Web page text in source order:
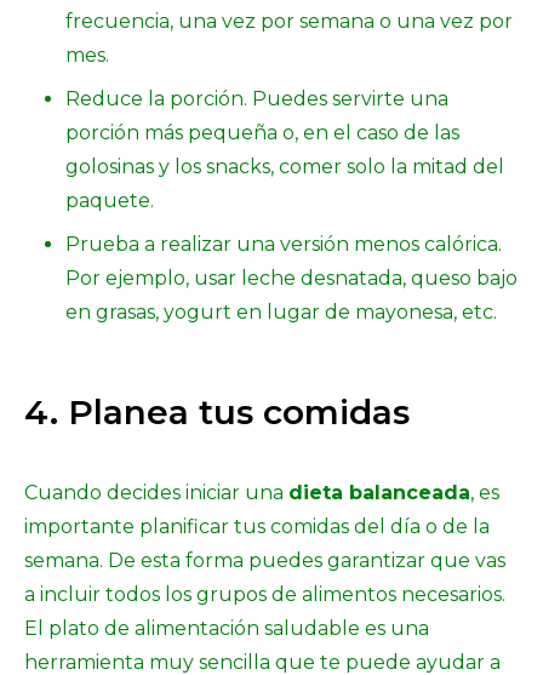
frecuencia, una vez por semana o una vez por
mes.
Reduce la porción. Puedes servirte una
porción más pequeña o, en el caso de las
golosinas y los snacks, comer solo la mitad del
paquete.
Prueba a realizar una versión menos calórica.
Por ejemplo, usar leche desnatada, queso bajo
en grasas, yogurt en lugar de mayonesa, etc.
4. Planea tus comidas
Cuando decides iniciar una dieta balanceada, es
importante planificar tus comidas del día o de la
semana. De esta forma puedes garantizar que vas
a incluir todos los grupos de alimentos necesarios.
El plato de alimentación saludable es una
herramienta muy sencilla que te puede ayudar a